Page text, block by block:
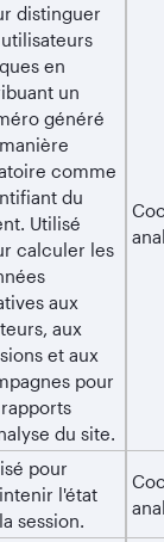
distinguer
en
un
généré
comme
du
Utilisé
calculer les
aux
aux
et aux
pour
du site.
pour
l'état
session.